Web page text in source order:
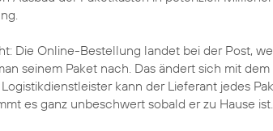
Die Online-Bestellung landet bei der Post,
seinem Paket nach. Das ändert sich mit
kann der Lieferant jedes
es ganz unbeschwert sobald er zu Hause ist.